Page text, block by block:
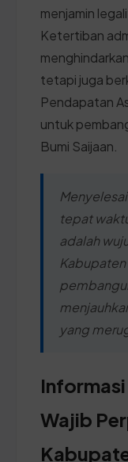
menjamin
Ketertiban
tetapi juga
Pendapatan
untuk
Bumi Saijaan.
tepat
adalah
yang
Wajib